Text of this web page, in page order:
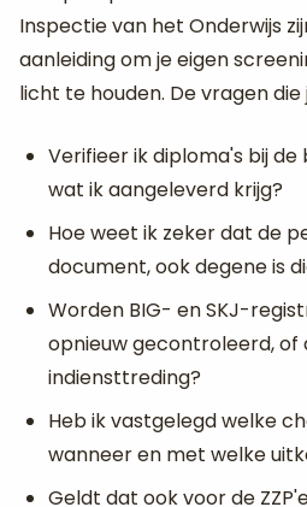
Inspectie van het Onderwijs
aanleiding om je eigen
licht te houden. De vragen
Verifieer ik diploma's bij
wat ik aangeleverd krijg?
Hoe weet ik zeker dat de
document, ook degene is
Worden BIG- en SKJ-
opnieuw gecontroleerd, of
indiensttreding?
Heb ik vastgelegd welke
wanneer en met welke
Geldt dat ook voor de